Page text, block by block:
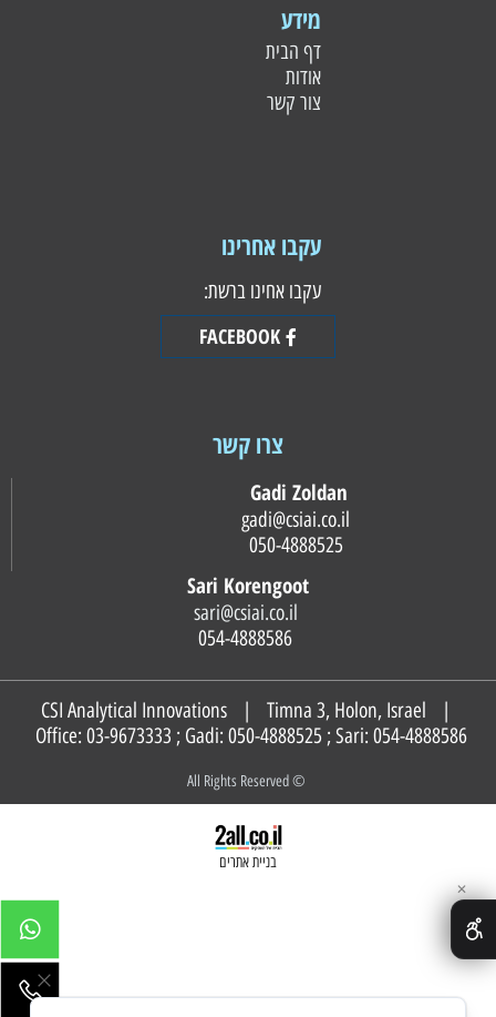
מידע
דף הבית
אודות
צור קשר
עקבו אחרינו
עקבו אחינו ברשת:
FACEBOOK
צרו קשר
Gadi Zoldan
Sari Korengoot
sari@csiai.co.il
CSI Analytical Innovations | Timna 3, Holon, Israel |
Office: 03-9673333 ; Gadi: 050-4888525 ; Sari: 054-4888586
© All Rights Reserved
בניית אתרים
✕